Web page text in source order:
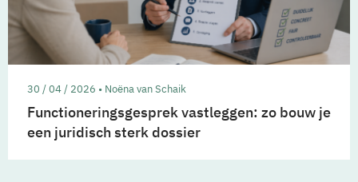
30 / 04 / 2026 • Noëna van Schaik
Functioneringsgesprek vastleggen: zo bouw je
een juridisch sterk dossier